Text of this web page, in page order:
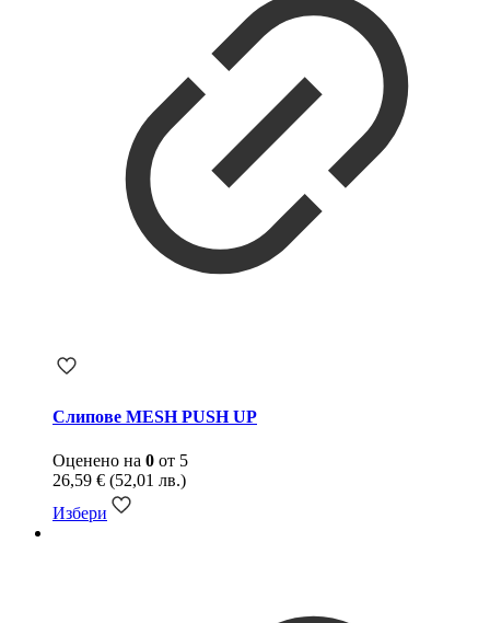
Слипове MESH PUSH UP
Оценено на 0 от 5
26,59 € (52,01 лв.)
Избери